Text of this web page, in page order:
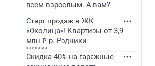
всем взрослым. А вам?
Старт продаж в ЖК
«Околица»! Квартиры от 3,9
млн ₽ р. Родники
Скидка 40% на гаражные